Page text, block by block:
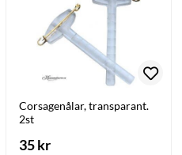
Corsagenålar, transparant.
2st
35 kr